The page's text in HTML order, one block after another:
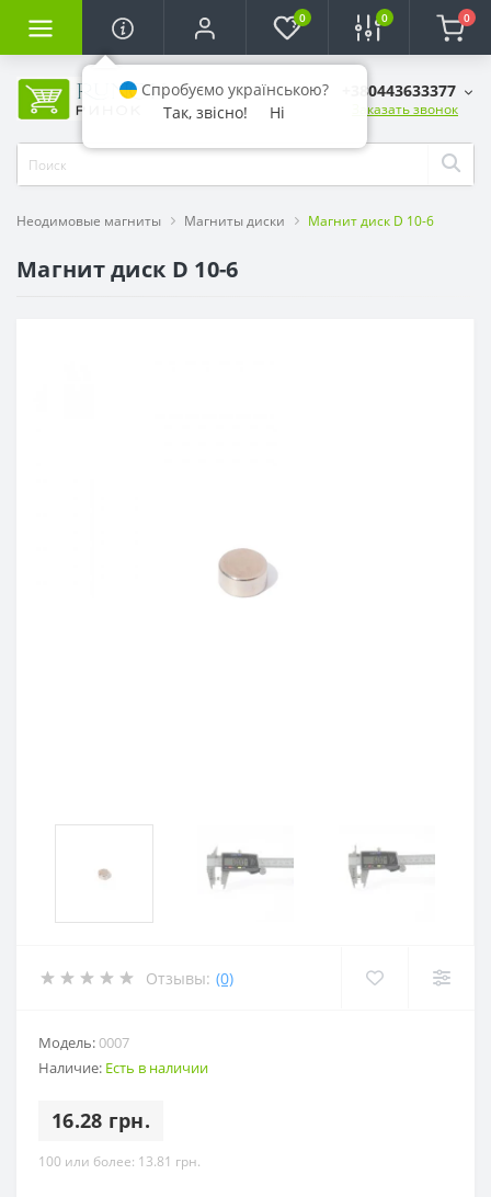
0 0 0
+380443633377
Заказать звонок
Неодимовые магниты Магниты диски Магнит диск D 10-6
Магнит диск D 10-6
Отзывы: (0)
Модель:0007
Наличие: Есть в наличии
16.28 грн.
100 или более: 13.81 грн.
Спробуємо українською?
Так, звісно!
Ні